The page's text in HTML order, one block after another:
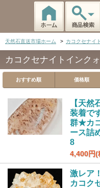
天然石直送市場ホーム > カコクセナイ
カコクセナイトインク
おすすめ順 価格順
【天然
装着で
群★カ
ース詰
8
4,400円(
激レア
カコク